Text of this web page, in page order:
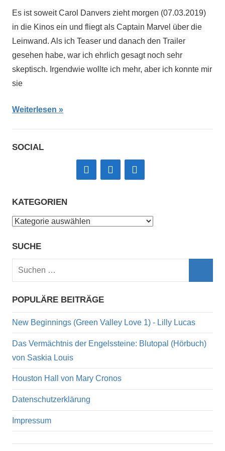
Es ist soweit Carol Danvers zieht morgen (07.03.2019)
in die Kinos ein und fliegt als Captain Marvel über die
Leinwand. Als ich Teaser und danach den Trailer
gesehen habe, war ich ehrlich gesagt noch sehr
skeptisch. Irgendwie wollte ich mehr, aber ich konnte mir
sie
Weiterlesen
SOCIAL
KATEGORIEN
Kategorien
SUCHE
Suchen
POPULÄRE BEITRÄGE
New Beginnings (Green Valley Love 1) - Lilly Lucas
Das Vermächtnis der Engelssteine: Blutopal (Hörbuch)
von Saskia Louis
Houston Hall von Mary Cronos
Datenschutzerklärung
Impressum